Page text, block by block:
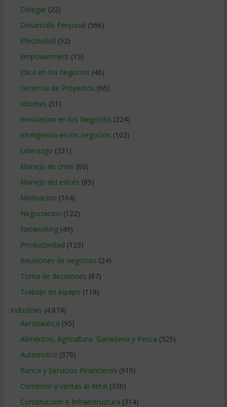
Delegar(22)
Desarrollo Personal (566)
Efectividad (52)
Empowerment (15)
Etica en los negocios (46)
Gerencia de Proyectos (66)
Idiomas (51)
Innovacion en los Negocios (224)
Inteligencia en los negocios (102)
Liderazgo (331)
Manejo de crisis (60)
Manejo del estrés (85)
Motivacion (164)
Negociacion (122)
Networking(49)
Productividad (123)
Reuniones de negocios (24)
Toma de decisiones (87)
Trabajo en equipo (118)
Industrias (4.874)
Aeronautica (95)
Alimentos, Agricultura, Ganaderia y Pesca (325)
Automotriz(379)
Banca y Servicios Financieros (910)
Comercio y ventas al detal (336)
Construccion e Infraestructura (314)